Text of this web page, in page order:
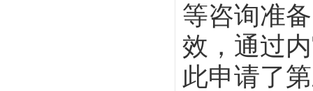
等咨询准
效，通过
此申请了